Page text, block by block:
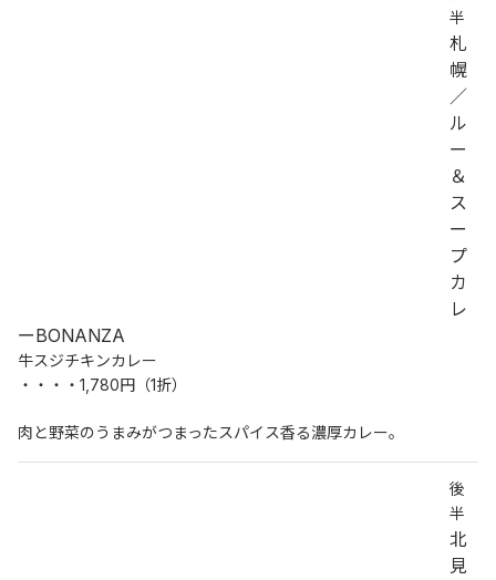
半
札
幌
／
ル
ー
＆
ス
ー
プ
カ
レ
ーBONANZA
牛スジチキンカレー
・・・・1,780円（1折）
肉と野菜のうまみがつまったスパイス香る濃厚カレー。
後
半
北
見